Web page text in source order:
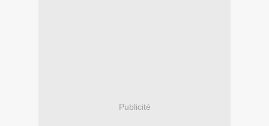
Publicité